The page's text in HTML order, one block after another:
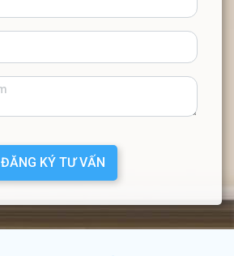
ĐĂNG KÝ TƯ VẤN